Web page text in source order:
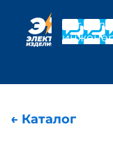
Чат с
← Каталог